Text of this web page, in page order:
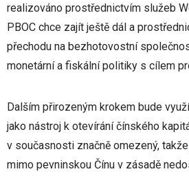
realizováno prostřednictvím služeb
PBOC chce zajít ještě dál a
přechodu na bezhotovostní
monetární a fiskální politiky s cílem
Dalším přirozeným krokem bude
jako nástroj k otevírání čínského
v současnosti značně omezený,
mimo pevninskou Čínu v zásadě